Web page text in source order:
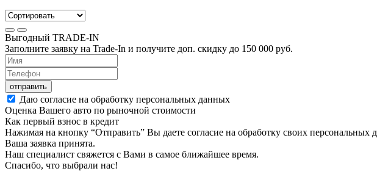
Выгодный TRADE-IN
Заполните заявку на Trade-In и получите доп. скидку до 150 000 руб.
отправить
Даю согласие на обработку персональных данных
Оценка Вашего авто по рыночной стоимости
Как первый взнос в кредит
Нажимая на кнопку “Отправить” Вы даете согласие на обработку своих персональных
Ваша заявка принята.
Наш специалист свяжется с Вами в самое ближайшее время.
Спасибо, что выбрали нас!